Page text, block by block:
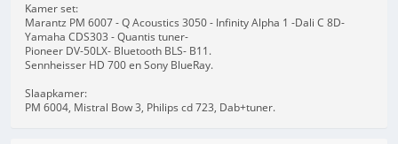
Kamer set:
Marantz PM 6007 - Q Acoustics 3050 - Infinity Alpha 1 -Dali C 8D-
Yamaha CDS303 - Quantis tuner-
Pioneer DV-50LX- Bluetooth BLS- B11.
Sennheisser HD 700 en Sony BlueRay.
Slaapkamer:
PM 6004, Mistral Bow 3, Philips cd 723, Dab+tuner.